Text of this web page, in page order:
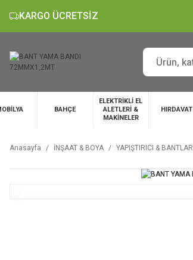
KARGO ÜCRETSİZ
BAHÇE
ELEKTRİKLİ EL
ALETLERİ &
MAKİNELER
HIRDAVAT
Anasayfa İNŞAAT & BOYA YAPIŞTIRICI & BANTLAR